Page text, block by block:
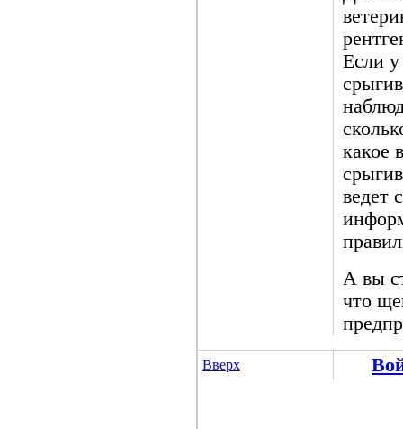
Если у
какое
ведет
А вы
что
Вверх